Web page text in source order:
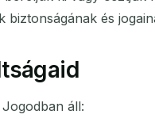
biztonságának és
áll: